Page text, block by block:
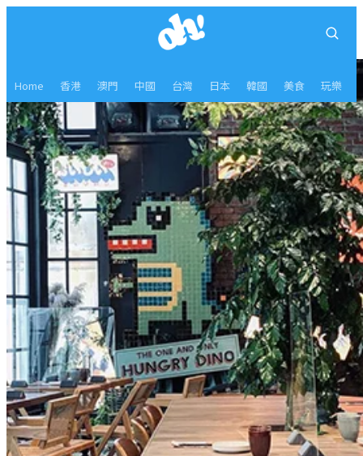
Home 香港 澳門 中國 台灣 日本 韓國 美食 玩樂